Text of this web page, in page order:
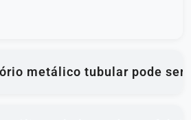
metálico tubular pode ser